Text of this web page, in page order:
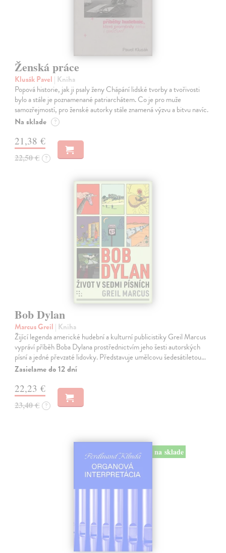
Ženská práce
Klusák Pavel | Kniha
Popová historie, jak ji psaly ženy Chápání lidské tvorby a tvořivosti
bylo a stále je poznamenané patriarchátem. Co je pro muže
samozřejmostí, pro ženské autorky stále znamená výzvu a bitvu navíc.
Na sklade ?
21,38 €
22,50 € ?
Bob Dylan
Marcus Greil | Kniha
Žijící legenda americké hudební a kulturní publicistiky Greil Marcus
vypráví příběh Boba Dylana prostřednictvím jeho šesti autorských
písní a jedné převzaté lidovky. Představuje umělcovu šedesátiletou…
Zasielame do 12 dní
22,23 €
23,40 € ?
na sklade